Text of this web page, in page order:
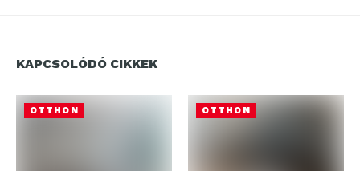
KAPCSOLÓDÓ CIKKEK
OTTHON OTTHON